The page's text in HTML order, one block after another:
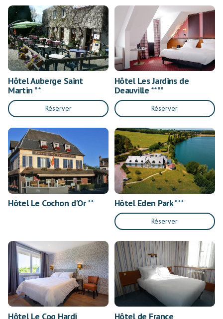
Hôtel Auberge Saint
Martin **
Réserver
Hôtel Les Jardins de
Deauville ****
Réserver
Hôtel Le Cochon d'Or ** Hôtel Eden Park ***
Réserver
Hôtel Le Coq Hardi Hôtel de France